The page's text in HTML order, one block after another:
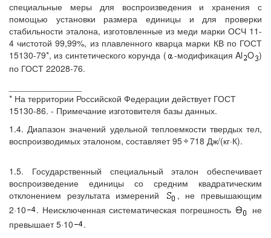
специальные меры для воспроизведения и хранения с
помощью установки размера единицы и для проверки
стабильности эталона, изготовленные из меди марки ОСЧ 11-
4 чистотой 99,99%, из плавленного кварца марки КВ по ГОСТ
15130-79*, из синтетического корунда (
-модификация Al O )
по ГОСТ 22028-76.
* На территории Российской Федерации действует ГОСТ
15130-86. - Примечание изготовителя базы данных.
1.4. Диапазон значений удельной теплоемкости твердых тел,
воспроизводимых эталоном, составляет 95
718 Дж/(кг·К).
1.5. Государственный специальный эталон обеспечивает
воспроизведение единицы со средним квадратическим
отклонением результата измерений
, не превышающим
2·10
. Неисключенная систематическая погрешность
не
превышает 5·10
.